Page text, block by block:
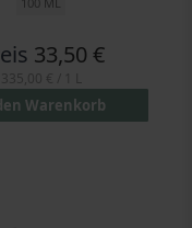
33,50 €
Warenkorb